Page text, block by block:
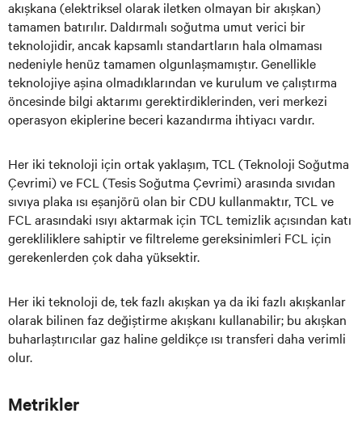
akışkana (elektriksel olarak iletken olmayan bir akışkan)
tamamen batırılır. Daldırmalı soğutma umut verici bir
teknolojidir, ancak kapsamlı standartların hala olmaması
nedeniyle henüz tamamen olgunlaşmamıştır. Genellikle
teknolojiye aşina olmadıklarından ve kurulum ve çalıştırma
öncesinde bilgi aktarımı gerektirdiklerinden, veri merkezi
operasyon ekiplerine beceri kazandırma ihtiyacı vardır.
Her iki teknoloji için ortak yaklaşım, TCL (Teknoloji Soğutma
Çevrimi) ve FCL (Tesis Soğutma Çevrimi) arasında sıvıdan
sıvıya plaka ısı eşanjörü olan bir CDU kullanmaktır, TCL ve
FCL arasındaki ısıyı aktarmak için TCL temizlik açısından katı
gerekliliklere sahiptir ve filtreleme gereksinimleri FCL için
gerekenlerden çok daha yüksektir.
Her iki teknoloji de, tek fazlı akışkan ya da iki fazlı akışkanlar
olarak bilinen faz değiştirme akışkanı kullanabilir; bu akışkan
buharlaştırıcılar gaz haline geldikçe ısı transferi daha verimli
olur.
Metrikler